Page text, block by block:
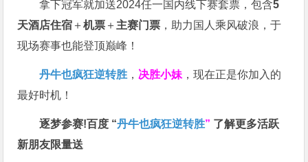
拿下冠军就加送2024任一国内线下赛套票，包含5
天酒店住宿 ＋机票 ＋ 主赛门票 ，助力国人乘风破浪，于
现场赛事也能登顶巅峰！
丹牛也疯狂逆转胜 ， 决胜小妹 ，现在正是你加入的
最好时机！
逐梦参赛!百度 “丹牛也疯狂逆转胜” 了解更多活跃
新朋友限量送